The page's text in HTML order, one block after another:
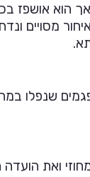
הוא אושפז
מסויים
שנפלו